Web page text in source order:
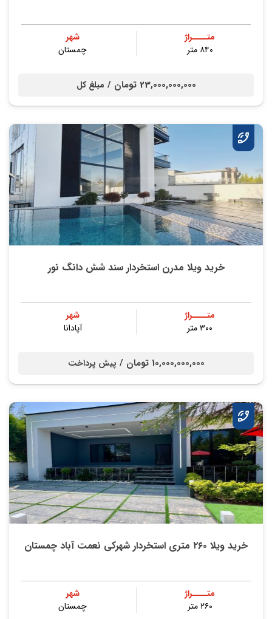
متــــراژ
۸۴۰ متر
شهر
چمستان
23,000,000,000 تومان / مبلغ کل
خرید ویلا مدرن استخردار سند شش دانگ نور
متــــراژ
۳۰۰ متر
شهر
آپادانا
10,000,000,000 تومان / پیش پرداخت
خرید ویلا ۲۶۰ متری استخردار شهرکی نعمت آباد چمستان
متــــراژ
۲۶۰ متر
شهر
چمستان